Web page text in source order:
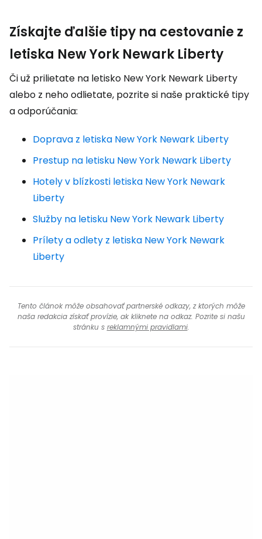
Získajte ďalšie tipy na cestovanie z
letiska New York Newark Liberty
Či už prilietate na letisko New York Newark Liberty
alebo z neho odlietate, pozrite si naše praktické tipy
a odporúčania:
Doprava z letiska New York Newark Liberty
Prestup na letisku New York Newark Liberty
Hotely v blízkosti letiska New York Newark
Liberty
Služby na letisku New York Newark Liberty
Prílety a odlety z letiska New York Newark
Liberty
Tento článok môže obsahovať partnerské odkazy, z ktorých môže
naša redakcia získať provízie, ak kliknete na odkaz. Pozrite si našu
stránku s reklamnými pravidlami.